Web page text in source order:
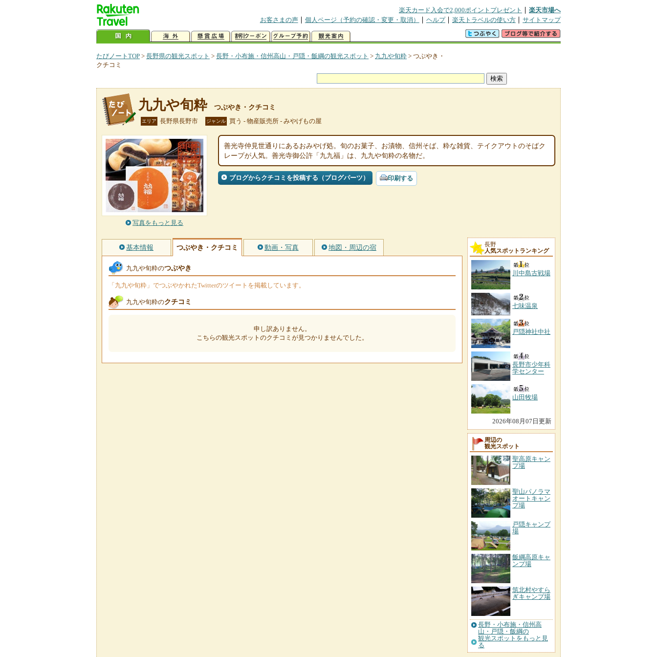
楽天カード入会で2,000ポイントプレゼント
楽天市場へ
お客さまの声
個人ページ（予約の確認・変更・取消） ヘルプ 楽天トラベルの使い方 サイトマップ
たびノートTOP > 長野県の観光スポット > 長野・小布施・信州高山・戸隠・飯綱の観光スポット > 九九や旬粋 > つぶやき・
クチコミ
九九や旬粋 つぶやき・クチコミ
エリア 長野県長野市 ジャンル 買う - 物産販売所 - みやげもの屋
写真をもっと見る
善光寺仲見世通りにあるおみやげ処。旬のお菓子、お漬物、信州そば、粋な雑貨、テイクアウトのそばク
レープが人気。善光寺御公許「九九福」は、九九や旬粋の名物だ。
ブログからクチコミを投稿する（ブログパーツ） 印刷する
基本情報 つぶやき・クチコミ 動画・写真 地図・周辺の宿
九九や旬粋のつぶやき
「九九や旬粋」でつぶやかれたTwitterのツイートを掲載しています。
九九や旬粋のクチコミ
申し訳ありません。
こちらの観光スポットのクチコミが見つかりませんでした。
長野
人気スポットランキング
川中島古戦場
七味温泉
戸隠神社中社
長野市少年科
学センター
山田牧場
2026年08月07日更新
周辺の
観光スポット
聖高原キャン
プ場
聖山パノラマ
オートキャン
プ場
戸隠キャンプ
場
飯綱高原キャ
ンプ場
筑北村やすら
ぎキャンプ場
長野・小布施・信州高
山・戸隠・飯綱の
観光スポットをもっと見
る